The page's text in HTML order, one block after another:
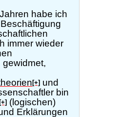
habe ich
immer wieder
[+] und
bin
(logischen)
Erklärungen